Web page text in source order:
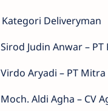
Kategori Deliveryman
Sirod Judin Anwar –
Virdo Aryadi – PT
Moch. Aldi Agha – CV